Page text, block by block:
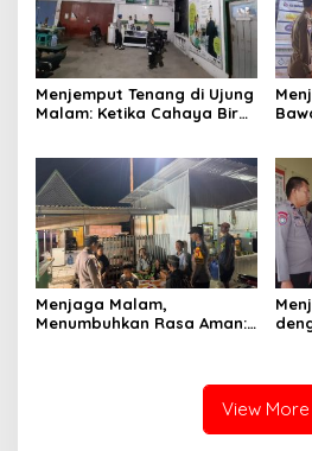
Menjemput Tenang di Ujung
Malam: Ketika Cahaya Biru
Sabbangparu
Menjaga Malam,
Menumbuhkan Rasa Aman:
View More